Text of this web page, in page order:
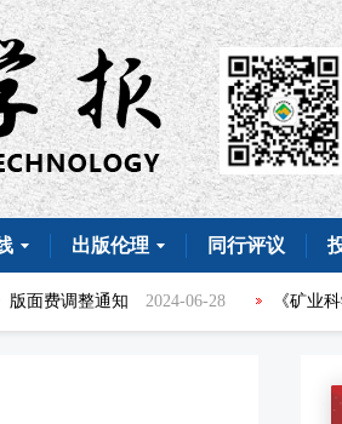
出版伦理 同行评议
整通知 2024-06-28 《矿业科学学报